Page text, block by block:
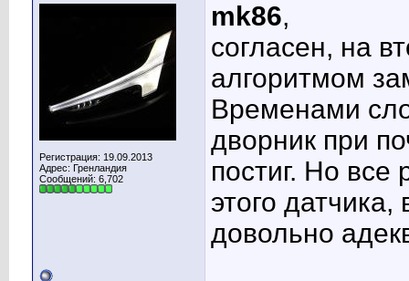
Регистрация: 19.09.2013
Адрес: Гренландия
Сообщений: 6,702
mk86,
согласен, на
алгоритмом
Временами
дворник при
постиг. Но
этого
довольно